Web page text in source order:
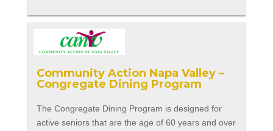
Community Action Napa Valley –
Congregate Dining Program
The Congregate Dining Program is designed for
active seniors that are the age of 60 years and over